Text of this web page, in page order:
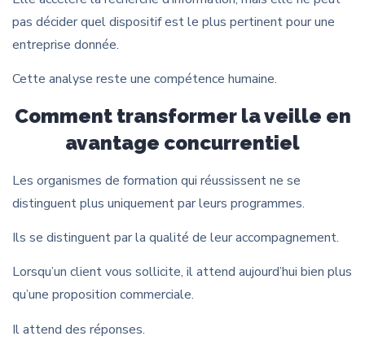
pas décider quel dispositif est le plus pertinent pour une
entreprise donnée.
Cette analyse reste une compétence humaine.
Comment transformer la veille en
avantage concurrentiel
Les organismes de formation qui réussissent ne se
distinguent plus uniquement par leurs programmes.
Ils se distinguent par la qualité de leur accompagnement.
Lorsqu’un client vous sollicite, il attend aujourd’hui bien plus
qu’une proposition commerciale.
Il attend des réponses.